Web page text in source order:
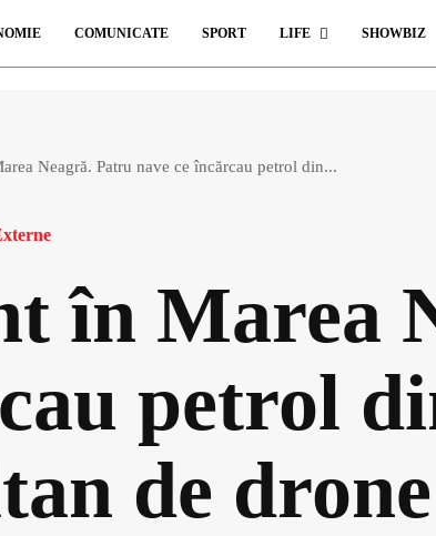
COMUNICATE SPORT LIFE SHOWBIZ
Neagră. Patru nave ce încărcau petrol din...
în Marea
petrol
de drone